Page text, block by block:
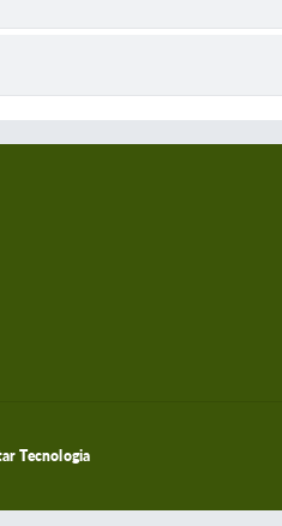
Tecnologia